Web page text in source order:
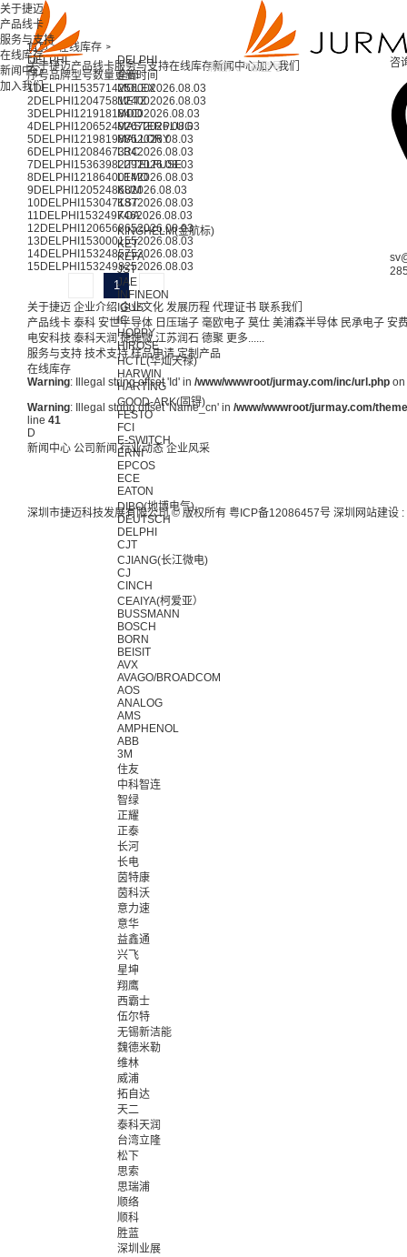
关于捷迈产品线卡服务与支持在线库存新闻中心加入我们
关于捷迈
产品线卡
服务与支持
在线库存
新闻中心
加入我们
首页 >在线库存 >
咨
DELPHI
DELPHI
全部
MOLEX
METZ
MDD
MASTERPLUG
MALLORY
LRC
LITTELFUSE
LEMO
KUM
KST
KOA
KINGHELM(金航标)
KET
KEFA
JST
JAE
INFINEON
IGUS
IC
HOPPY
HIROSE
HCTL(华灿天禄)
HARWIN
HARTING
GOOD-ARK(固锝)
FESTO
FCI
E-SWITCH
ERNI
EPCOS
ECE
EATON
DIBO(地博电气)
DEUTSCH
DELPHI
CJT
CJIANG(长江微电)
CJ
CINCH
CEAIYA(柯爱亚）
BUSSMANN
BOSCH
BORN
BEISIT
AVX
AVAGO/BROADCOM
AOS
ANALOG
AMS
AMPHENOL
ABB
3M
住友
中科智连
智绿
正耀
正泰
长河
长电
茵特康
茵科沃
意力速
意华
益鑫通
兴飞
星坤
翔鹰
西霸士
伍尔特
无锡新洁能
魏德米勒
维林
威浦
拓自达
天二
泰科天润
台湾立隆
松下
思索
思瑞浦
顺络
顺科
胜蓝
深圳业展
序号品牌型号数量更新时间
1DELPHI 1535714256002026.08.03
2 DELPHI 1204758124002026.08.03
3 DELPHI 121918184002026.08.03
4DELPHI 120652492672026.08.03
5 DELPHI 12198198852026.08.03
6 DELPHI 12084673342026.08.03
7 DELPHI 15363982292026.08.03
8DELPHI 12186400142026.08.03
9 DELPHI 1205248682026.08.03
10DELPHI 1530471872026.08.03
11 DELPHI 1532497462026.08.03
12 DELPHI 1206568652026.08.03
13 DELPHI 1530001552026.08.03
14DELPHI 1532485752026.08.03
15 DELPHI 1532498252026.08.03
1
关于捷迈 企业介绍 企业文化 发展历程 代理证书 联系我们
产品线卡 泰科 安世半导体 日压瑞子 毫欧电子 莫仕 美浦森半导体 民承电子 安
电安科技 泰科天润 捷捷微 江苏润石 德聚 更多......
服务与支持 技术支持 样品申请 定制产品
在线库存
Warning: Illegal string offset 'Id' in /www/wwwroot/jurmay.com/inc/url.php
Warning: Illegal string offset 'Name_cn' in /www/wwwroot/jurmay.com/
line 41
D
新闻中心 公司新闻 行业动态 企业风采
深圳市捷迈科技发展有限公司 © 版权所有 粤ICP备12086457号 深圳网站建设 :